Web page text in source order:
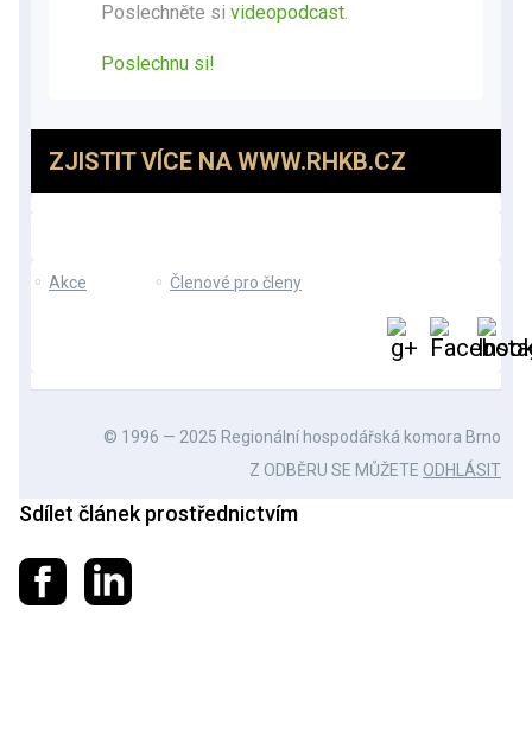
Poslechněte si videopodcast.
Poslechnu si!
ZJISTIT VÍCE NA WWW.RHKB.CZ
⚬ Akce ⚬ Členové pro členy
© 1996 — 2025 Regionální hospodářská komora Brno
Z ODBĚRU SE MŮŽETE ODHLÁSIT
Sdílet článek prostřednictvím
Sdílet na Facebooku
Sdílet na LinkedIn